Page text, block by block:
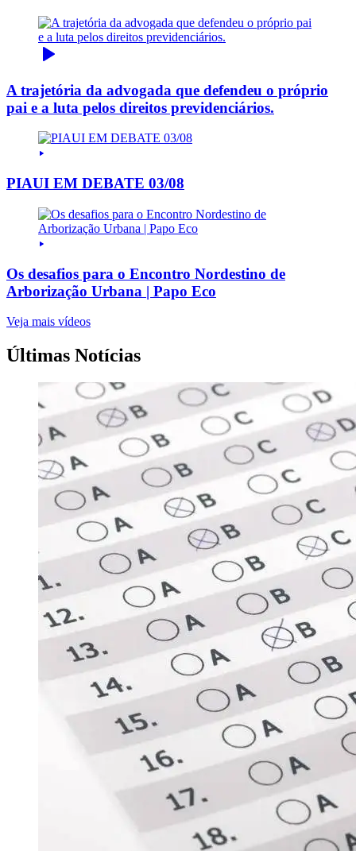
A trajetória da advogada que defendeu o próprio
pai e a luta pelos direitos previdenciários.
PIAUI EM DEBATE 03/08
Os desafios para o Encontro Nordestino de
Arborização Urbana | Papo Eco
Veja mais vídeos
Últimas Notícias